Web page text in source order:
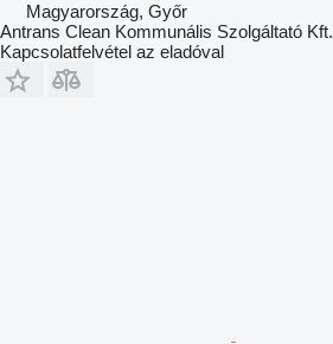
Magyarország, Győr
Antrans Clean Kommunális Szolgáltató Kft.
Kapcsolatfelvétel az eladóval